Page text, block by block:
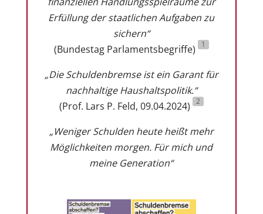
Erfüllung der staatlichen Aufgaben zu
sichern“
(Bundestag Parlamentsbegriffe)
1
„Die Schuldenbremse ist ein Garant für
nachhaltige Haushaltspolitik.“
(Prof. Lars P. Feld, 09.04.2024)
2
„Weniger Schulden heute heißt mehr
Möglichkeiten morgen. Für mich und
meine Generation“